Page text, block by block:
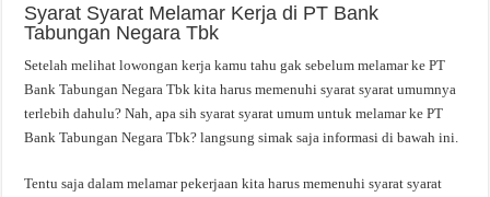
Syarat Syarat Melamar Kerja di PT Bank
Tabungan Negara Tbk
Setelah melihat lowongan kerja kamu tahu gak sebelum melamar ke PT
Bank Tabungan Negara Tbk kita harus memenuhi syarat syarat umumnya
terlebih dahulu? Nah, apa sih syarat syarat umum untuk melamar ke PT
Bank Tabungan Negara Tbk? langsung simak saja informasi di bawah ini.
Tentu saja dalam melamar pekerjaan kita harus memenuhi syarat syarat